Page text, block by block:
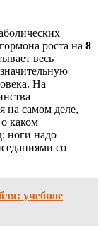
роста на 8
весь
На
на самом деле,
каком
ноги надо
со
учебное